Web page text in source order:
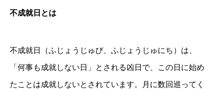
不成就日とは
不成就日（ふじょうじゅび、ふじょうじゅにち）は、
「何事も成就しない日」とされる凶日で、この日に始め
たことは成就しないとされています。月に数回巡ってく